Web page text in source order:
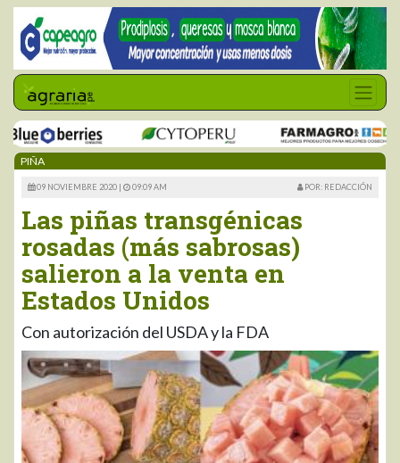
PIÑA
09 NOVIEMBRE 2020 | 09:09 AM POR: REDACCIÓN
Las piñas transgénicas
rosadas (más sabrosas)
salieron a la venta en
Estados Unidos
Con autorización del USDA y la FDA